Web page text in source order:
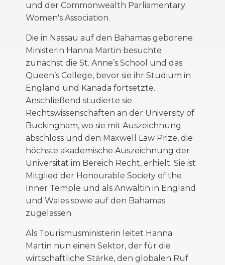
und der Commonwealth Parliamentary
Women's Association.
Die in Nassau auf den Bahamas geborene
Ministerin Hanna Martin besuchte
zunächst die St. Anne’s School und das
Queen’s College, bevor sie ihr Studium in
England und Kanada fortsetzte.
Anschließend studierte sie
Rechtswissenschaften an der University of
Buckingham, wo sie mit Auszeichnung
abschloss und den Maxwell Law Prize, die
höchste akademische Auszeichnung der
Universität im Bereich Recht, erhielt. Sie ist
Mitglied der Honourable Society of the
Inner Temple und als Anwältin in England
und Wales sowie auf den Bahamas
zugelassen.
Als Tourismusministerin leitet Hanna
Martin nun einen Sektor, der für die
wirtschaftliche Stärke, den globalen Ruf